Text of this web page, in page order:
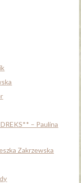
– Paulina
Zakrzewska